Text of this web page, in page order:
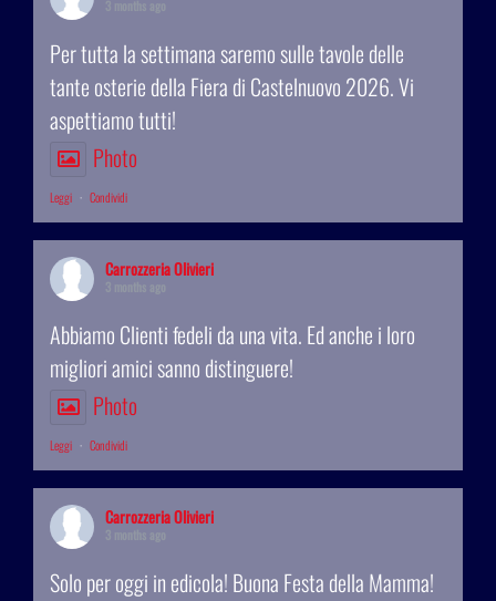
Per tutta la settimana saremo sulle tavole delle
tante osterie della Fiera di Castelnuovo 2026. Vi
aspettiamo tutti!
Photo
Leggi · Condividi
Carrozzeria Olivieri
Abbiamo Clienti fedeli da una vita. Ed anche i loro
migliori amici sanno distinguere!
Photo
Leggi · Condividi
Carrozzeria Olivieri
Solo per oggi in edicola! Buona Festa della Mamma!